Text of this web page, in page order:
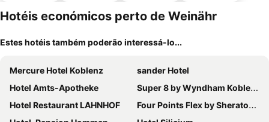
mento
Hotéis económicos perto de Weinähr
Estes hotéis também poderão interessá-lo...
Mercure Hotel Koblenz
sander Hotel
Hotel Amts-Apotheke
Super 8 by Wyndham Koblenz
Hotel Restaurant LAHNHOF
Four Points Flex by Sheraton Koblenz